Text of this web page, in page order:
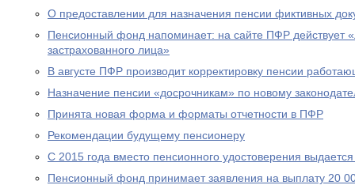
О предоставлении для назначения пенсии фиктивных
Пенсионный фонд напоминает: на сайте ПФР действует
застрахованного лица»
В августе ПФР производит корректировку пенсии
Назначение пенсии «досрочникам» по новому
Принята новая форма и форматы отчетности в ПФР
Рекомендации будущему пенсионеру
С 2015 года вместо пенсионного удостоверения выдается
Пенсионный фонд принимает заявления на выплату 20